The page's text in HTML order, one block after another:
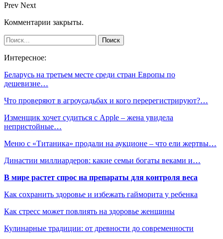
Prev Next
Комментарии закрыты.
Интересное:
Беларусь на третьем месте среди стран Европы по
дешевизне…
Что проверяют в агроусадьбах и кого перерегистрируют?…
Изменщик хочет судиться с Apple – жена увидела
непристойные…
Меню с «Титаника» продали на аукционе – что ели жертвы…
Династии миллиардеров: какие семьи богаты веками и…
В мире растет спрос на препараты для контроля веса
Как сохранить здоровье и избежать гайморита у ребенка
Как стресс может повлиять на здоровье женщины
Кулинарные традиции: от древности до современности